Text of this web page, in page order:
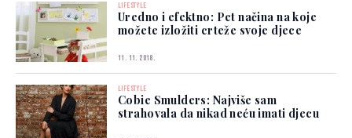
LIFESTYLE
Uredno i efektno: Pet načina na koje
možete izložiti crteže svoje djece
11. 11. 2018.
LIFESTYLE
Cobie Smulders: Najviše sam
strahovala da nikad neću imati djecu